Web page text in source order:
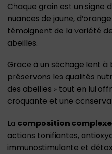
Chaque grain est un signe
nuances de jaune,
témoignent de la variété
abeilles.
Grâce à un séchage lent
préservons les qualités
des abeilles » tout en lui
croquante et une
La composition complexe
actions tonifiantes,
immunostimulante et